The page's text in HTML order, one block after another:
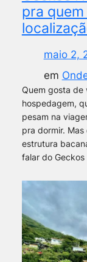
pra
maio 2,
em
Quem gosta de
hospedagem,
pesam na
pra dormir.
estrutura
falar do